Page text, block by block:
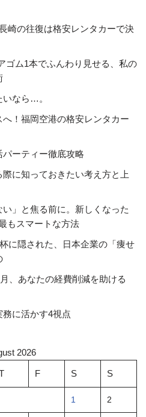
崎の往復は格安レンタカーで決
ゴム1本でふんわり見せる、私の
なら…。
！福岡空港の格安レンタカー
ーティー徹底攻略
に知っておきたい考え方と上
い」と焦る前に。新しくなった
もスマートな方法
に隠された、日本企業の「痩せ
、あなたの経費削減を助ける
に活かす4視点
2026
F S S
1 2